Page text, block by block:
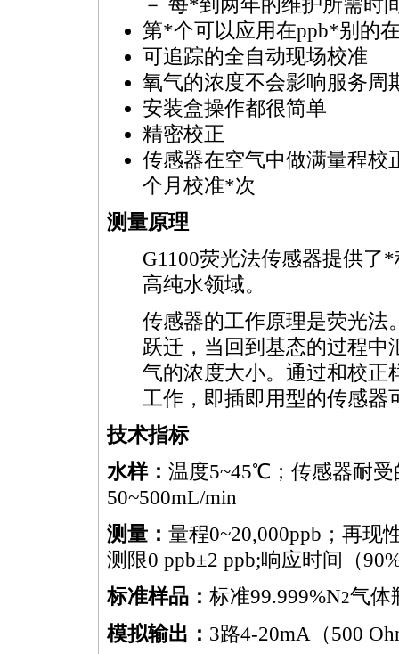
－ 每*到两年的维护所需时
第*个可以应用在ppb*别的
可追踪的全自动现场校准
氧气的浓度不会影响服务周
安装盒操作都很简单
精密校正
传感器在空气中做满量程校
个月校准*次
测量原理
G1100荧光法传感器提供了*
高纯水领域。
传感器的工作原理是荧光法
跃迁，当回到基态的过程中
气的浓度大小。通过和校正
工作，即插即用型的传感器
技术指标
水样： 温度5~45℃；传感器耐
50~500mL/min
测量： 量程0~20,000ppb；再现
测限0 ppb±2 ppb;响应时间（
标准样品： 标准99.999%N2气体
模拟输出： 3路4-20mA（500